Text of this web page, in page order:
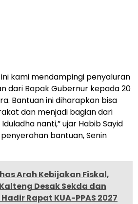
kami mendampingi penyaluran
dari Bapak Gubernur kepada 20
Bantuan ini diharapkan bisa
dan menjadi bagian dari
nanti,” ujar Habib Sayid
bantuan, Senin
Arah Kebijakan Fiskal,
Desak Sekda dan
Rapat KUA-PPAS 2027